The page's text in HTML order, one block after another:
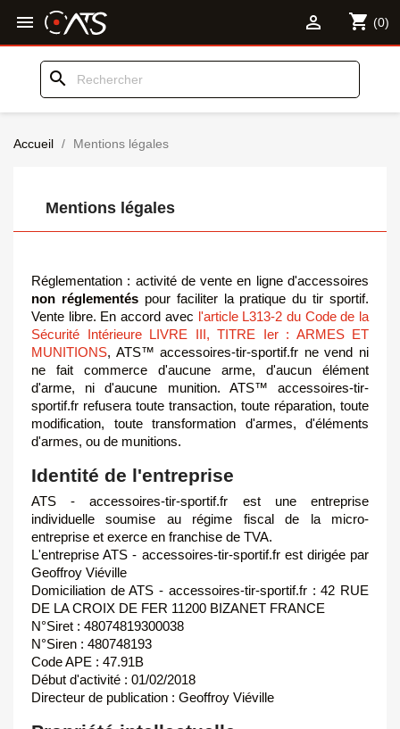
 shopping_cart (0)

search
Accueil Mentions légales
Mentions légales
Réglementation : activité de vente en ligne d'accessoires
non réglementéspour faciliter la pratique du tir sportif.
Vente libre. En accord avec l'article L313-2 du Code de la
Sécurité Intérieure LIVRE III, TITRE Ier : ARMES ET
MUNITIONS, ATS™ accessoires-tir-sportif.fr ne vend ni
ne fait commerce d'aucune arme, d'aucun élément
d'arme, ni d'aucune munition. ATS™ accessoires-tir-
sportif.fr refusera toute transaction, toute réparation, toute
modification, toute transformation d'armes, d'éléments
d'armes, ou de munitions.
Identité de l'entreprise
ATS - accessoires-tir-sportif.fr est une entreprise
individuelle soumise au régime fiscal de la micro-
entreprise et exerce en franchise de TVA.
L'entreprise ATS - accessoires-tir-sportif.fr est dirigée par
Geoffroy Viéville
Domiciliation de ATS - accessoires-tir-sportif.fr : 42 RUE
DE LA CROIX DE FER 11200 BIZANET FRANCE
N°Siret : 48074819300038
N°Siren : 480748193
Code APE : 47.91B
Début d'activité : 01/02/2018
Directeur de publication : Geoffroy Viéville